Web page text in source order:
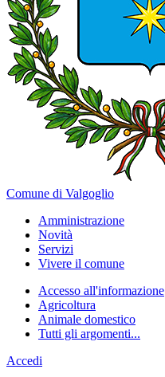
Comune di Valgoglio
Amministrazione
Novità
Servizi
Vivere il comune
Accesso all'informazione
Agricoltura
Animale domestico
Tutti gli argomenti...
Accedi